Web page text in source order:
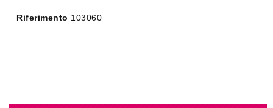
Riferimento 103060